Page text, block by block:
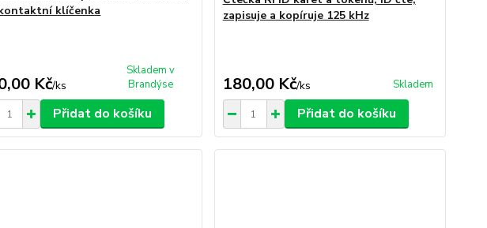
klíčenka
Kč/ks
Skladem v
Brandýse
Přidat do košíku
zapisuje a kopíruje 125 kHz
180,00 Kč/ks Skladem
Přidat do košíku